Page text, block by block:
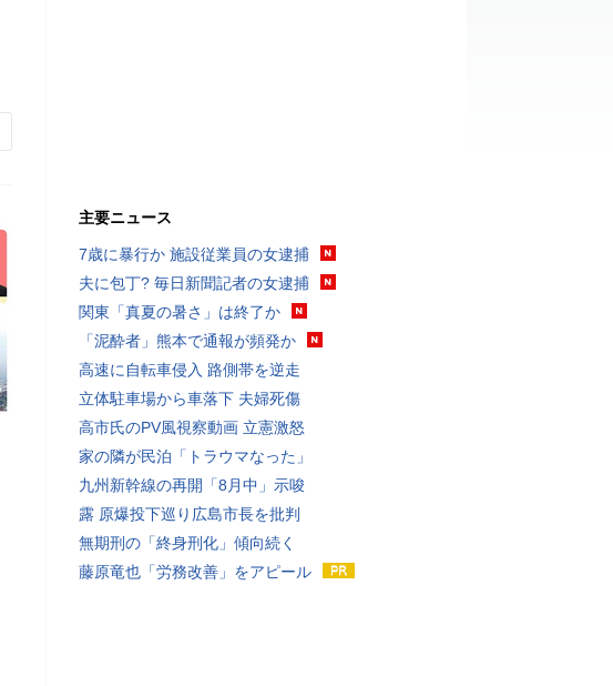
主要ニュース
7歳に暴行か 施設従業員の女逮捕
夫に包丁? 毎日新聞記者の女逮捕
関東「真夏の暑さ」は終了か
「泥酔者」熊本で通報が頻発か
高速に自転車侵入 路側帯を逆走
立体駐車場から車落下 夫婦死傷
高市氏のPV風視察動画 立憲激怒
家の隣が民泊「トラウマなった」
九州新幹線の再開「8月中」示唆
露 原爆投下巡り広島市長を批判
無期刑の「終身刑化」傾向続く
藤原竜也「労務改善」をアピール